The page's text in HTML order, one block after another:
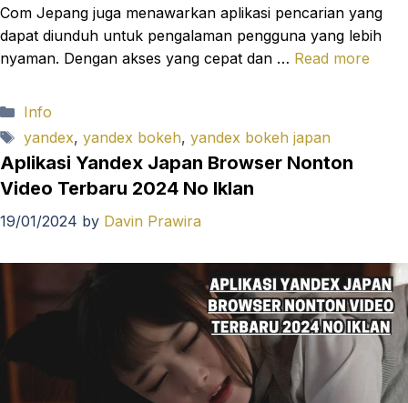
Com Jepang juga menawarkan aplikasi pencarian yang
dapat diunduh untuk pengalaman pengguna yang lebih
nyaman. Dengan akses yang cepat dan … Read more
Categories
Info
Tags
yandex, yandex bokeh, yandex bokeh japan
Aplikasi Yandex Japan Browser Nonton
Video Terbaru 2024 No Iklan
19/01/2024 by Davin Prawira